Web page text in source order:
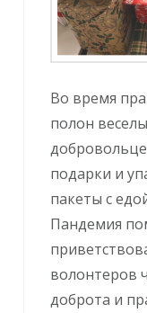
Во время
полон
подарки и
пакеты с
Пандемия
волонтеров
доброта и